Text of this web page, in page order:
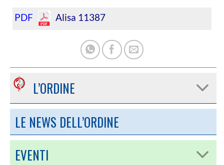
L’ORDINE
LE NEWS DELL’ORDINE
EVENTI
PDF Alisa 11387